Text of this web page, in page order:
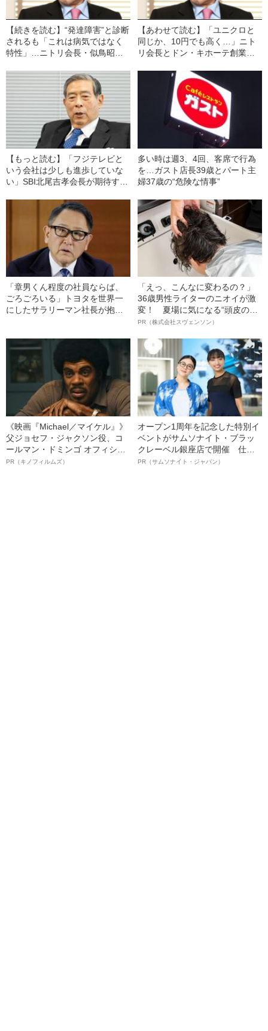
【続きを読む】“発達障害”と診断
されるも「これは病気ではなく
特性」…ニトリ会長・似鳥昭雄
ケ
【あわせて読む】「ユニクロと
同じか、10円でも高く…」ニト
リ会長とドン・キホーテ創業者
【もっと読む】「フジテレビと
いう会社は少しも進歩していな
い」SBI北尾吉孝会長が期待す
多い時は週3、4回、客席で行為
を…ガスト店長39歳とパート主
婦37歳の“危険な情事”
「章男くん程度の社員ならば、
ごろごろいる」トヨタを世界一
にしたサラリーマン社長が抱い
「えっ、こんなに変わるの？」
36歳男性ライターのニオイが激
変！ 夏場に気になる“頭皮のニ
オイ”や“ベタつき”を解消す
ト”が生み出した徹底ケアとは
PR（株式会社スヴェンソン）
《映画『Michael／マイケル』》
父ジョセフ・ジャクソン役、コ
ールマン・ドミンゴ オフィシャ
ルインタビュー“観客を魅了した
PR（キノフィルムズ）
オープン1周年を記念した特別イ
ベントがサムソナイト・ブラッ
クレーベル銀座店で開催 仕事
も人生も自分らしく～笑顔あふ
PR（サムソナイト・ジャパン）